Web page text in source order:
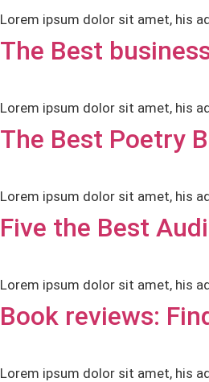
Lorem ipsum dolor sit amet, his
The Best
Lorem ipsum dolor sit amet, his
The Best Poetry
Lorem ipsum dolor sit amet, his
Five the Best
Lorem ipsum dolor sit amet, his
Book reviews:
Lorem ipsum dolor sit amet, his